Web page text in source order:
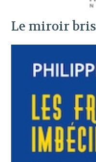
Le miroir